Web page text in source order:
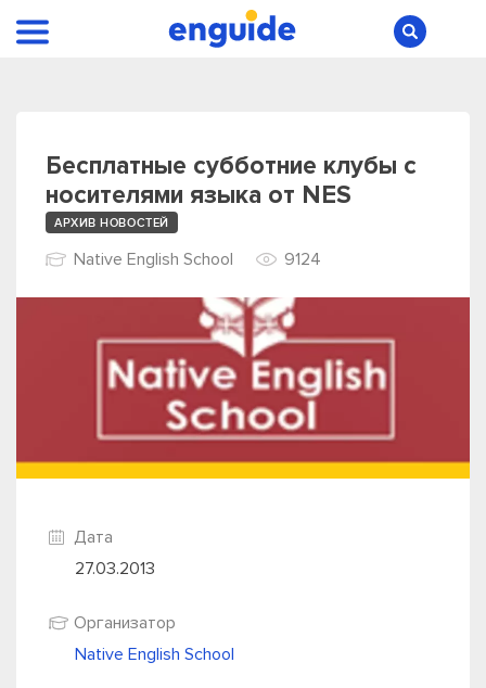
Бесплатные субботние клубы с
носителями языка от NES
АРХИВ НОВОСТЕЙ
Native English School 9124
Дата
27.03.2013
Организатор
Native English School